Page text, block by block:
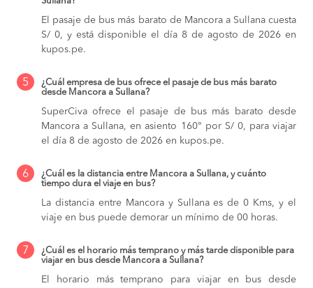
El pasaje de bus más barato de Mancora a Sullana cuesta
S/ 0, y está disponible el día 8 de agosto de 2026 en
kupos.pe.
5
¿Cuál empresa de bus ofrece el pasaje de bus más barato
desde Mancora a Sullana?
SuperCiva ofrece el pasaje de bus más barato desde
Mancora a Sullana, en asiento 160° por S/ 0, para viajar
el día 8 de agosto de 2026 en kupos.pe.
6
¿Cuál es la distancia entre Mancora a Sullana, y cuánto
tiempo dura el viaje en bus?
La distancia entre Mancora y Sullana es de 0 Kms, y el
viaje en bus puede demorar un mínimo de 00 horas.
7
¿Cuál es el horario más temprano y más tarde disponible para
viajar en bus desde Mancora a Sullana?
El horario más temprano para viajar en bus desde